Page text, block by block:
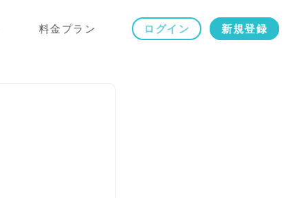
料金プラン ログイン 新規登録